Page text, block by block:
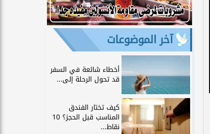
آخر الموضوعات
أخطاء شائعة في السفر
قد تحول الرحلة إلى...
كيف تختار الفندق
المناسب قبل الحجز؟ 10
نقاط...